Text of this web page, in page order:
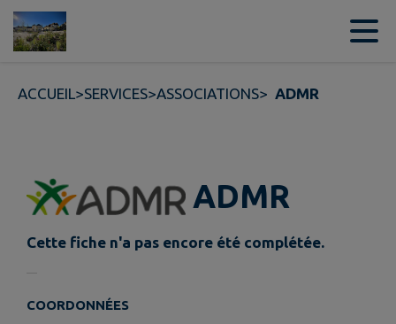
Contenu
ACCUEIL>SERVICES>ASSOCIATIONS> ADMR
ADMR
Cette fiche n'a pas encore été complétée.
COORDONNÉES